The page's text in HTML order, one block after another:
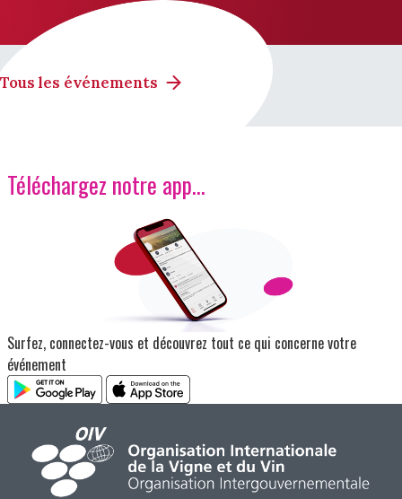
Tous les événements
Téléchargez notre app…
Surfez, connectez-vous et découvrez tout ce qui concerne votre
événement